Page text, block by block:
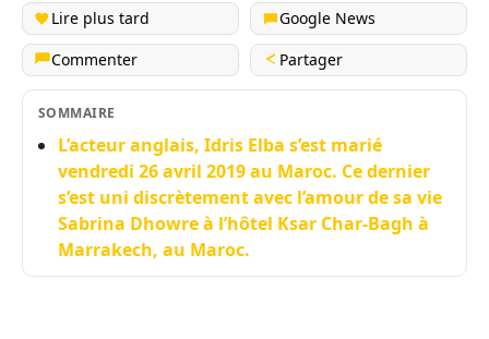
Lire plus tard
Google News
Commenter
Partager
SOMMAIRE
L’acteur anglais, Idris Elba s’est marié
vendredi 26 avril 2019 au Maroc. Ce dernier
s’est uni discrètement avec l’amour de sa vie
Sabrina Dhowre à l’hôtel Ksar Char-Bagh à
Marrakech, au Maroc.